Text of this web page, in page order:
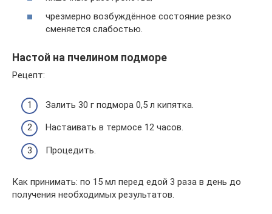
чрезмерно возбуждённое состояние резко
сменяется слабостью.
Настой на пчелином подморе
Рецепт:
Залить 30 г подмора 0,5 л кипятка.
Настаивать в термосе 12 часов.
Процедить.
Как принимать: по 15 мл перед едой 3 раза в день до
получения необходимых результатов.